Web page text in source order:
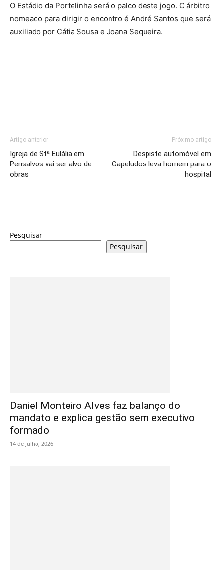
O Estádio da Portelinha será o palco deste jogo. O árbitro
nomeado para dirigir o encontro é André Santos que será
auxiliado por Cátia Sousa e Joana Sequeira.
Artigo anterior
Igreja de Stª Eulália em
Pensalvos vai ser alvo de
obras
Próximo artigo
Despiste automóvel em
Capeludos leva homem para o
hospital
Pesquisar
Pesquisar
Daniel Monteiro Alves faz balanço do
mandato e explica gestão sem executivo
formado
14 de Julho, 2026